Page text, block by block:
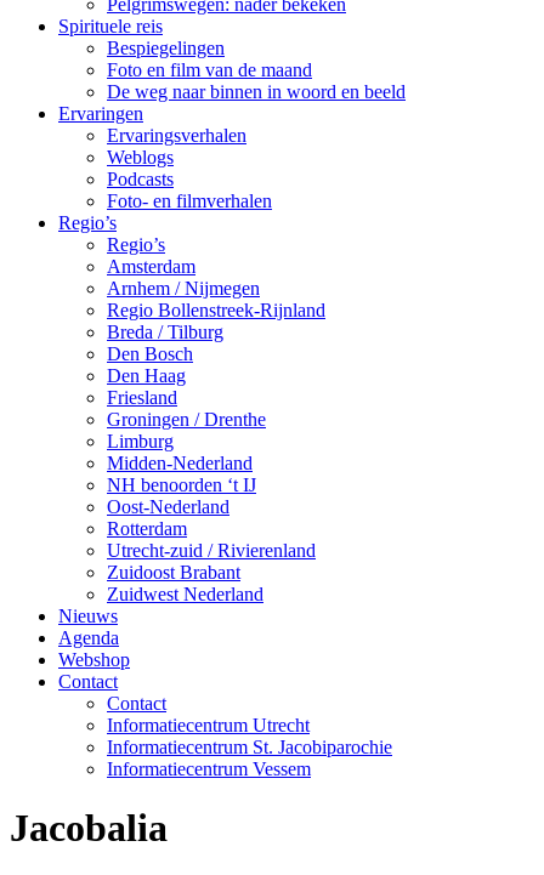
Pelgrimswegen: nader bekeken
Spirituele reis
Bespiegelingen
Foto en film van de maand
De weg naar binnen in woord en beeld
Ervaringen
Ervaringsverhalen
Weblogs
Podcasts
Foto- en filmverhalen
Regio’s
Regio’s
Amsterdam
Arnhem / Nijmegen
Regio Bollenstreek-Rijnland
Breda / Tilburg
Den Bosch
Den Haag
Friesland
Groningen / Drenthe
Limburg
Midden-Nederland
NH benoorden ‘t IJ
Oost-Nederland
Rotterdam
Utrecht-zuid / Rivierenland
Zuidoost Brabant
Zuidwest Nederland
Nieuws
Agenda
Webshop
Contact
Contact
Informatiecentrum Utrecht
Informatiecentrum St. Jacobiparochie
Informatiecentrum Vessem
Jacobalia